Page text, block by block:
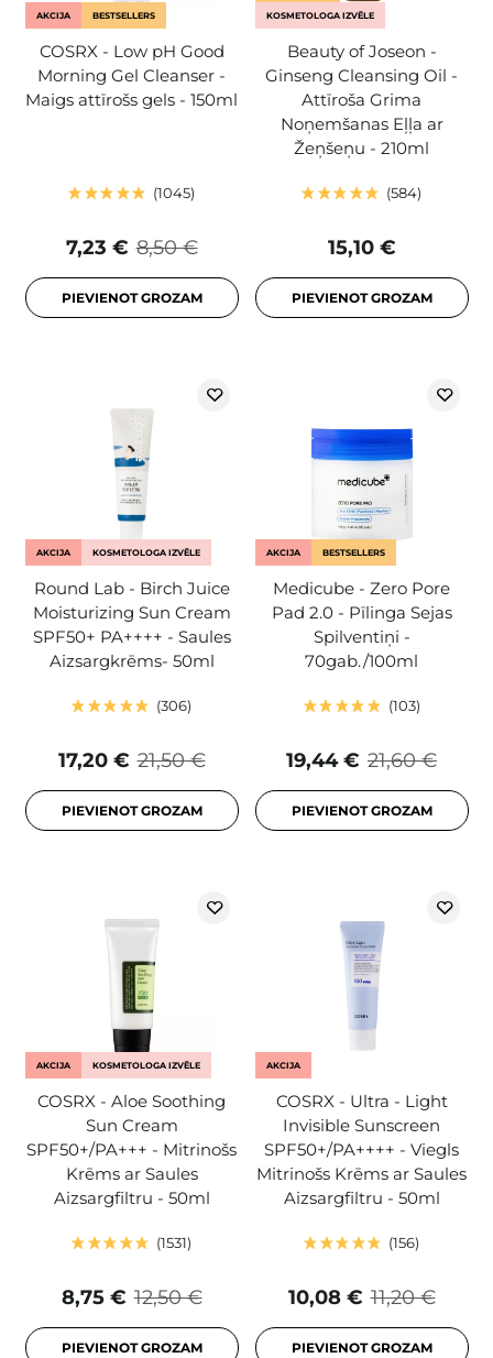
AKCIJA BESTSELLERS
COSRX - Low pH Good
Morning Gel Cleanser -
Maigs attīrošs gels - 150ml
1045
8,50 €
7,23 €
PIEVIENOT GROZAM
KOSMETOLOGA IZVĒLE
Beauty of Joseon -
Ginseng Cleansing Oil -
Attīroša Grima
Noņemšanas Eļļa ar
Žeņšeņu - 210ml
584
15,10 €
PIEVIENOT GROZAM
AKCIJA KOSMETOLOGA IZVĒLE
Round Lab - Birch Juice
Moisturizing Sun Cream
SPF50+ PA++++ - Saules
Aizsargkrēms- 50ml
306
21,50 €
17,20 €
PIEVIENOT GROZAM
AKCIJA BESTSELLERS
Medicube - Zero Pore
Pad 2.0 - Pīlinga Sejas
Spilventiņi -
70gab./100ml
103
21,60 €
19,44 €
PIEVIENOT GROZAM
AKCIJA KOSMETOLOGA IZVĒLE
COSRX - Aloe Soothing
Sun Cream
SPF50+/PA+++ - Mitrinošs
Krēms ar Saules
Aizsargfiltru - 50ml
1531
12,50 €
8,75 €
PIEVIENOT GROZAM
AKCIJA
COSRX - Ultra - Light
Invisible Sunscreen
SPF50+/PA++++ - Viegls
Mitrinošs Krēms ar Saules
Aizsargfiltru - 50ml
156
11,20 €
10,08 €
PIEVIENOT GROZAM